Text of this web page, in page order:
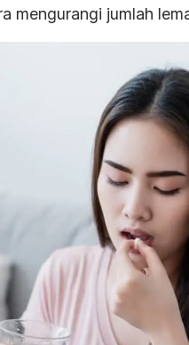
mengurangi jumlah